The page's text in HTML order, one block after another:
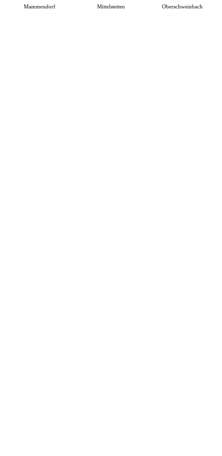
Mammendorf Mittelstetten Oberschweinbach